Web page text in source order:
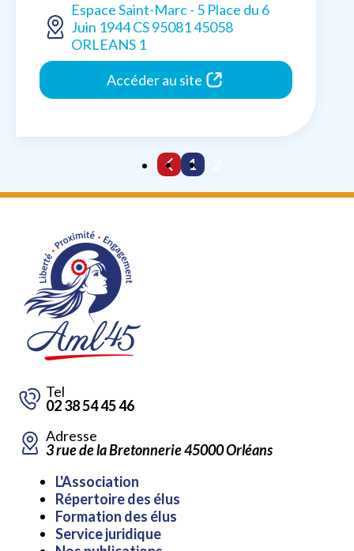
Espace Saint-Marc - 5 Place du 6
Juin 1944 CS 95081 45058
ORLEANS 1
Accéder au site
1
Tel
02 38 54 45 46
Adresse
3 rue de la Bretonnerie 45000 Orléans
contenu
L'Association
Répertoire des élus
Formation des élus
Service juridique